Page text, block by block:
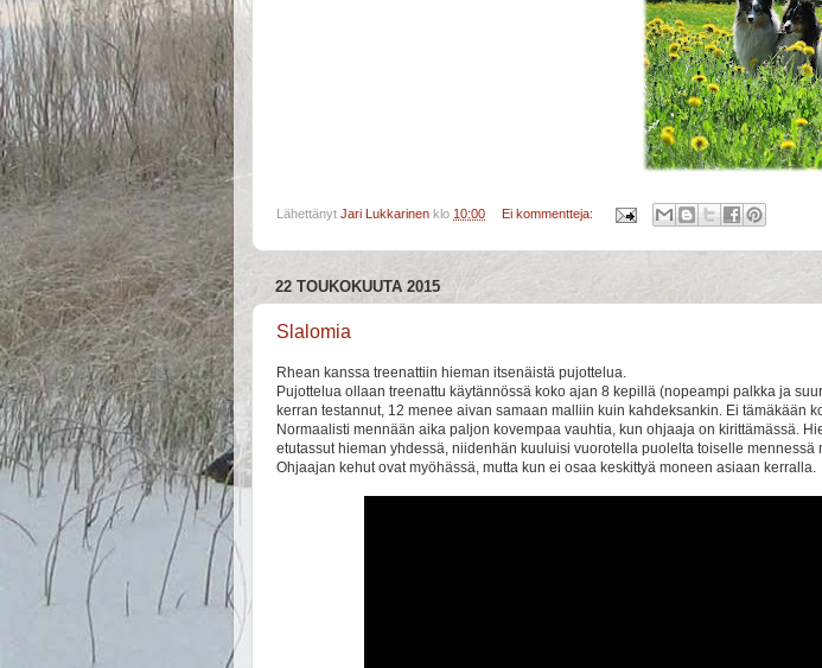
Lähettänyt Jari Lukkarinen klo 10:00 Ei kommentteja:
22 TOUKOKUUTA 2015
Slalomia
Rhean kanssa treenattiin hieman itsenäistä pujottelua.
Pujottelua ollaan treenattu käytännössä koko ajan 8 kepillä (nopeampi palkka ja
kerran testannut, 12 menee aivan samaan malliin kuin kahdeksankin. Ei tämäkään
Normaalisti mennään aika paljon kovempaa vauhtia, kun ohjaaja on kirittämässä.
etutassut hieman yhdessä, niidenhän kuuluisi vuorotella puolelta toiselle mennessä
Ohjaajan kehut ovat myöhässä, mutta kun ei osaa keskittyä moneen asiaan kerralla.